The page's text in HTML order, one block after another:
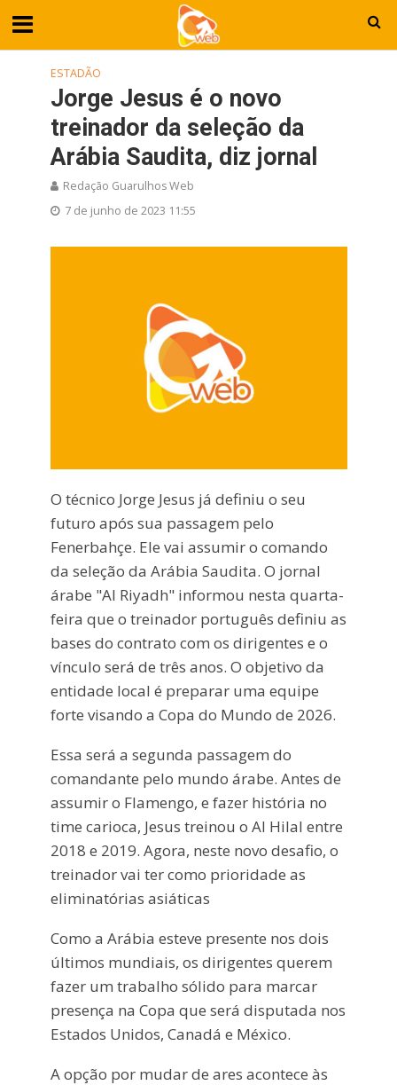
ESTADÃO
Jorge Jesus é o novo
treinador da seleção da
Arábia Saudita, diz jornal
Redação Guarulhos Web
7 de junho de 2023 11:55
O técnico Jorge Jesus já definiu o seu
futuro após sua passagem pelo
Fenerbahçe. Ele vai assumir o comando
da seleção da Arábia Saudita. O jornal
árabe "Al Riyadh" informou nesta quarta-
feira que o treinador português definiu as
bases do contrato com os dirigentes e o
vínculo será de três anos. O objetivo da
entidade local é preparar uma equipe
forte visando a Copa do Mundo de 2026.
Essa será a segunda passagem do
comandante pelo mundo árabe. Antes de
assumir o Flamengo, e fazer história no
time carioca, Jesus treinou o Al Hilal entre
2018 e 2019. Agora, neste novo desafio, o
treinador vai ter como prioridade as
eliminatórias asiáticas
Como a Arábia esteve presente nos dois
últimos mundiais, os dirigentes querem
fazer um trabalho sólido para marcar
presença na Copa que será disputada nos
Estados Unidos, Canadá e México.
A opção por mudar de ares acontece às